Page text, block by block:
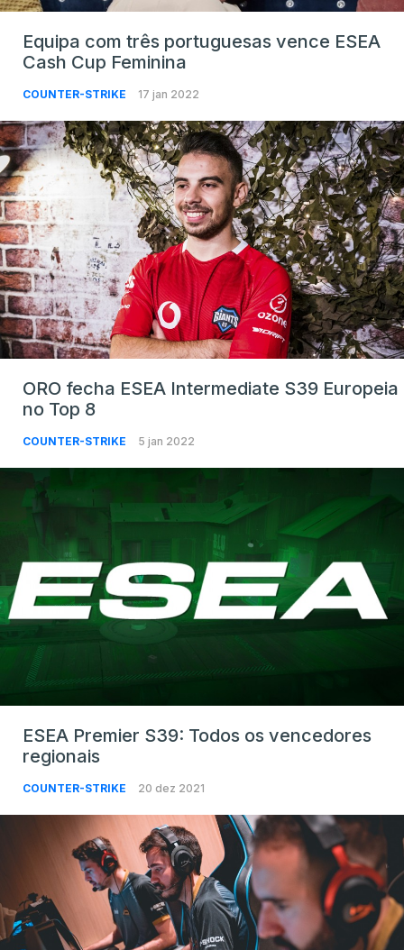
Equipa com três portuguesas vence ESEA
Cash Cup Feminina
COUNTER-STRIKE 17 jan 2022
ORO fecha ESEA Intermediate S39 Europeia
no Top 8
COUNTER-STRIKE 5 jan 2022
ESEA Premier S39: Todos os vencedores
regionais
COUNTER-STRIKE 20 dez 2021